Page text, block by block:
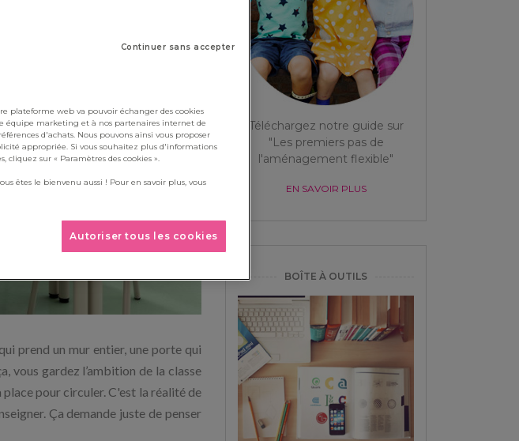
prend un mur entier, une porte qui
vous gardez l’ambition de la classe
pour circuler. C'est la réalité de
Ça demande juste de penser
Téléchargez notre guide sur
"Les premiers pas de
l'aménagement flexible"
EN SAVOIR PLUS
BOÎTE À OUTILS
Continuer sans accepter
plateforme web va pouvoir échanger des cookies
équipe marketing et à nos partenaires internet de
d'achats. Nous pouvons ainsi vous proposer
appropriée. Si vous souhaitez plus d'informations
cliquez sur « Paramètres des cookies ».
êtes le bienvenu aussi ! Pour en savoir plus, vous
Autoriser tous les cookies